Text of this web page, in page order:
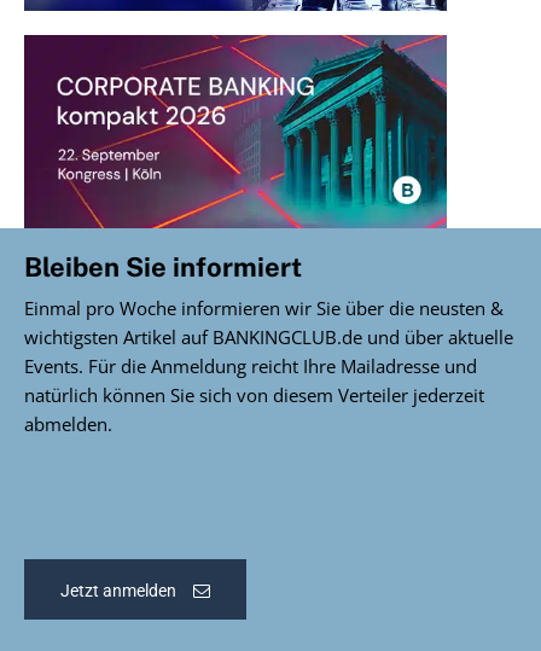
Bleiben Sie informiert
Einmal pro Woche informieren wir Sie über die neusten &
wichtigsten Artikel auf BANKINGCLUB.de und über aktuelle
Events. Für die Anmeldung reicht Ihre Mailadresse und
natürlich können Sie sich von diesem Verteiler jederzeit
abmelden.
Jetzt anmelden